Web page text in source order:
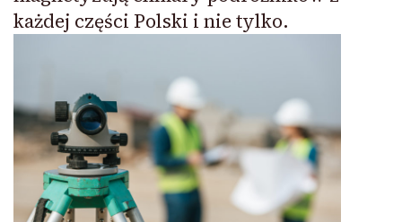
każdej części Polski i nie tylko.